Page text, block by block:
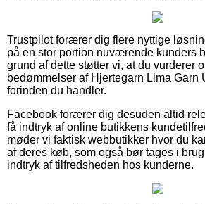
Trustpilot forærer dig flere nyttige
på en stor portion nuværende kunders
grund af dette støtter vi, at du vurderer
bedømmelser af Hjertegarn Lima Garn
forinden du handler.
Facebook forærer dig desuden altid
få indtryk af online butikkens
møder vi faktisk webbutikker hvor du
af deres køb, som også bør tages i
indtryk af tilfredsheden hos kunderne.